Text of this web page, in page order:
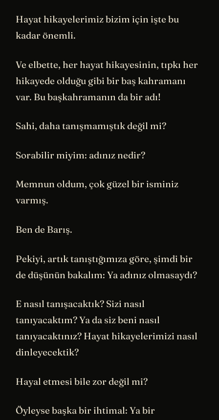
Hayat hikayelerimiz bizim için işte bu
kadar önemli.
Ve elbette, her hayat hikayesinin, tıpkı her
hikayede olduğu gibi bir baş kahramanı
var. Bu başkahramanın da bir adı!
Sahi, daha tanışmamıştık değil mi?
Sorabilir miyim: adınız nedir?
Memnun oldum, çok güzel bir isminiz
varmış.
Ben de Barış.
Pekiyi, artık tanıştığımıza göre, şimdi bir
de düşünün bakalım: Ya adınız olmasaydı?
E nasıl tanışacaktık? Sizi nasıl
tanıyacaktım? Ya da siz beni nasıl
tanıyacaktınız? Hayat hikayelerimizi nasıl
dinleyecektik?
Hayal etmesi bile zor değil mi?
Öyleyse başka bir ihtimal: Ya bir